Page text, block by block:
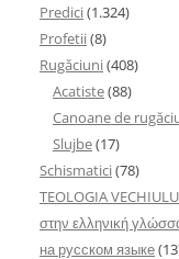
Predici(1.324)
Profetii(8)
Rugăciuni(408)
Acatiste(88)
Canoane de
Slujbe(17)
Schismatici(78)
TEOLOGIA
στην ελληνική
на русском языке